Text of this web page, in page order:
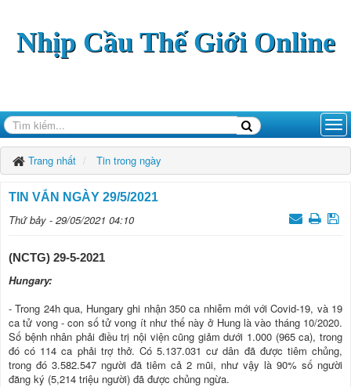
Nhịp Cầu Thế Giới Online
Trang nhất Tin trong ngày
TIN VẮN NGÀY 29/5/2021
Thứ bảy - 29/05/2021 04:10
(NCTG) 29-5-2021
Hungary:
- Trong 24h qua, Hungary ghi nhận 350 ca nhiễm mới với Covid-19, và 19
ca tử vong - con số tử vong ít như thế này ở Hung là vào tháng 10/2020.
Số bệnh nhân phải điều trị nội viện cũng giảm dưới 1.000 (965 ca), trong
đó có 114 ca phải trợ thở. Có 5.137.031 cư dân đã được tiêm chủng,
trong đó 3.582.547 người đã tiêm cả 2 mũi, như vậy là 90% số người
đăng ký (5,214 triệu người) đã được chủng ngừa.